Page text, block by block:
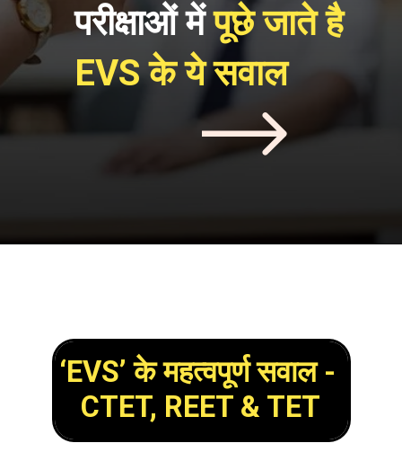
परीक्षाओं में पूछे जाते है
EVS के ये सवाल
‘EVS’ के महत्वपूर्ण सवाल -
CTET, REET & TET